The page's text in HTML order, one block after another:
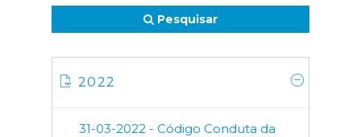
Pesquisar
2022
31-03-2022 - Código Conduta da